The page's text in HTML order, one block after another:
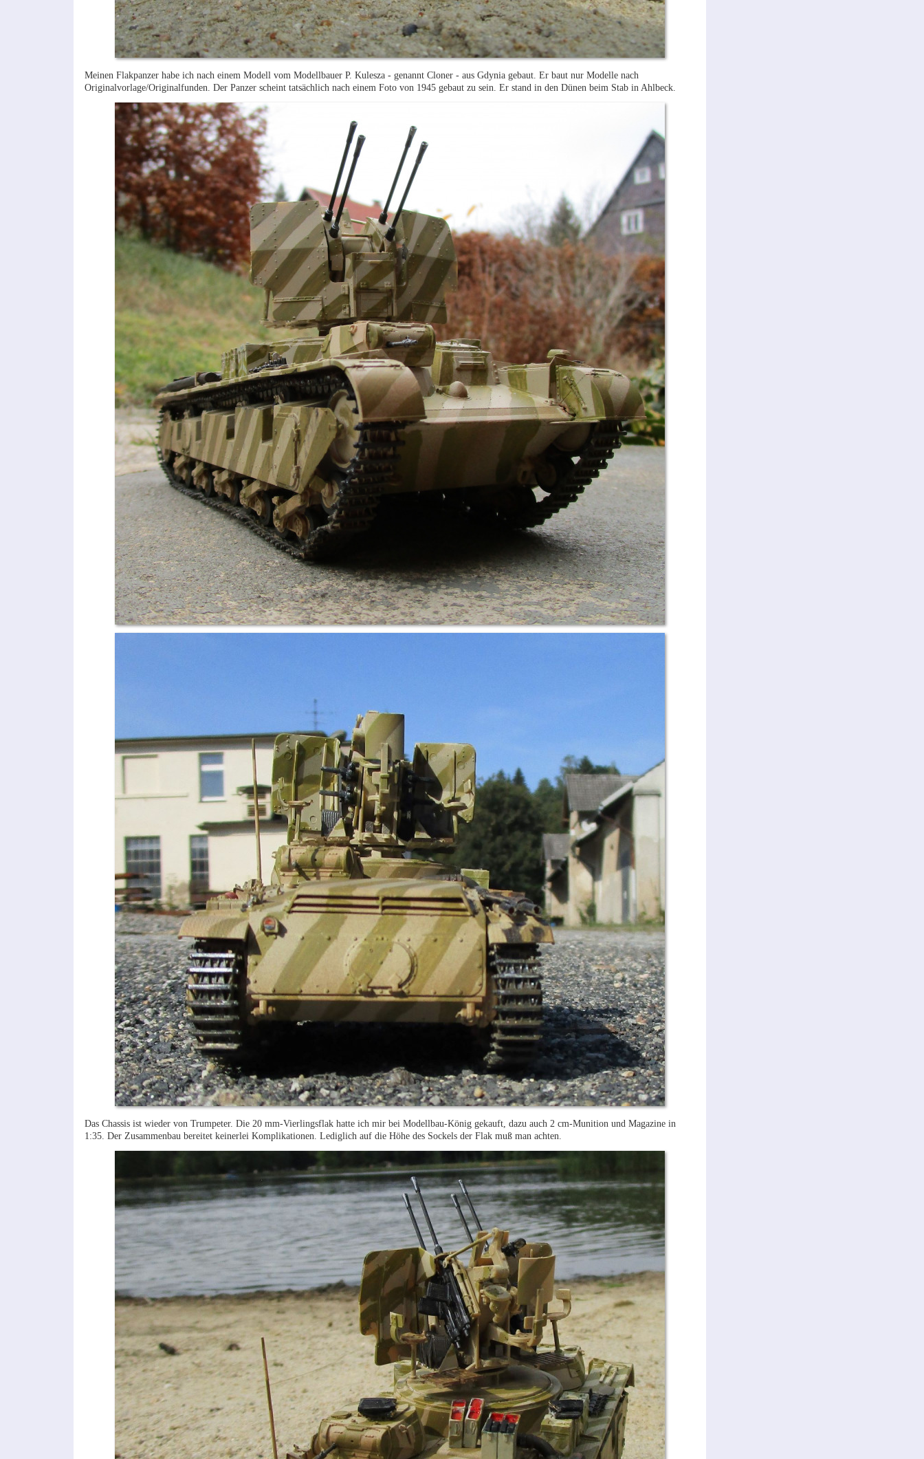
Meinen Flakpanzer habe ich nach einem Modell vom Modellbauer P. Kulesza - genannt Cloner - aus Gdynia gebaut. Er baut nur Modelle nach
Originalvorlage/Originalfunden. Der Panzer scheint tatsächlich nach einem Foto von 1945 gebaut zu sein. Er stand in den Dünen beim Stab in Ahlbeck.
Das Chassis ist wieder von Trumpeter. Die 20 mm-Vierlingsflak hatte ich mir bei Modellbau-König gekauft, dazu auch 2 cm-Munition und Magazine in
1:35. Der Zusammenbau bereitet keinerlei Komplikationen. Lediglich auf die Höhe des Sockels der Flak muß man achten.